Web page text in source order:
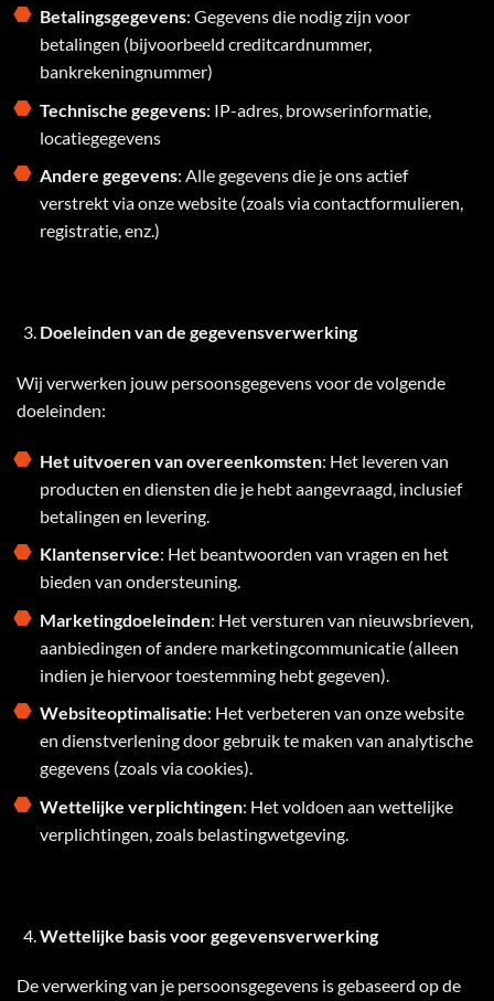
Betalingsgegevens: Gegevens die nodig zijn voor
betalingen (bijvoorbeeld creditcardnummer,
bankrekeningnummer)
Technische gegevens: IP-adres, browserinformatie,
locatiegegevens
Andere gegevens: Alle gegevens die je ons actief
verstrekt via onze website (zoals via contactformulieren,
registratie, enz.)
Doeleinden van de gegevensverwerking
Wij verwerken jouw persoonsgegevens voor de volgende
doeleinden:
Het uitvoeren van overeenkomsten: Het leveren van
producten en diensten die je hebt aangevraagd, inclusief
betalingen en levering.
Klantenservice: Het beantwoorden van vragen en het
bieden van ondersteuning.
Marketingdoeleinden: Het versturen van nieuwsbrieven,
aanbiedingen of andere marketingcommunicatie (alleen
indien je hiervoor toestemming hebt gegeven).
Websiteoptimalisatie: Het verbeteren van onze website
en dienstverlening door gebruik te maken van analytische
gegevens (zoals via cookies).
Wettelijke verplichtingen: Het voldoen aan wettelijke
verplichtingen, zoals belastingwetgeving.
Wettelijke basis voor gegevensverwerking
De verwerking van je persoonsgegevens is gebaseerd op de